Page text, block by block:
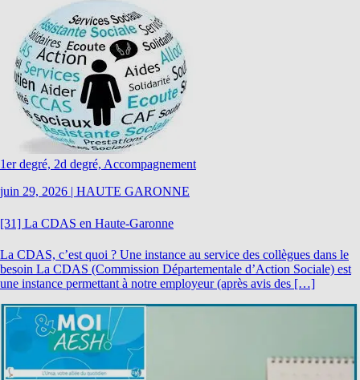
1er degré, 2d degré, Accompagnement
juin 29, 2026 | HAUTE GARONNE
[31] La CDAS en Haute-Garonne
La CDAS, c’est quoi ? Une instance au service des collègues dans le
besoin La CDAS (Commission Départementale d’Action Sociale) est
une instance permettant à notre employeur (après avis des […]